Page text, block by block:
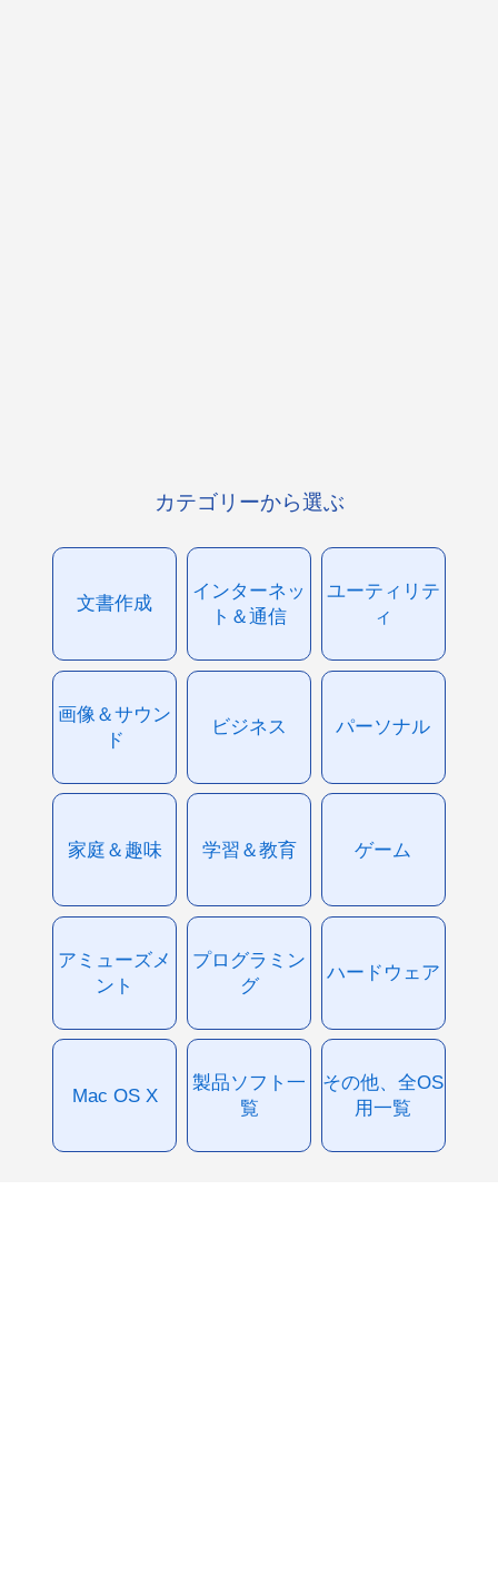
カテゴリーから選ぶ
文書作成
インターネッ
ト＆通信
ユーティリテ
ィ
画像＆サウン
ド
ビジネス パーソナル
家庭＆趣味 学習＆教育 ゲーム
アミューズメ
ント
プログラミン
グ
ハードウェア
Mac OS X
製品ソフト一
覧
その他、全OS
用一覧